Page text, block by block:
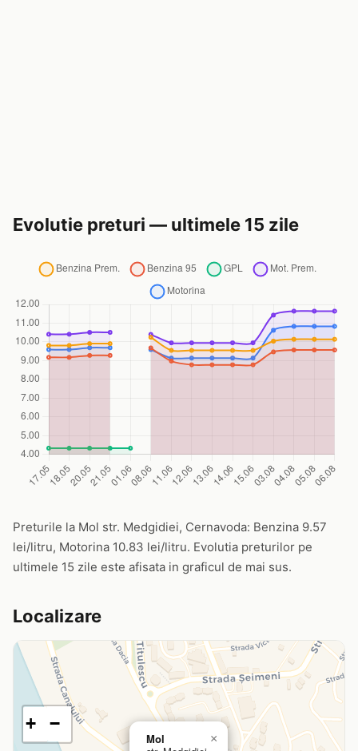
Evolutie preturi — ultimele 15 zile
Preturile la Mol str. Medgidiei, Cernavoda: Benzina 9.57
lei/litru, Motorina 10.83 lei/litru. Evolutia preturilor pe
ultimele 15 zile este afisata in graficul de mai sus.
Localizare
Mol
×
+ −